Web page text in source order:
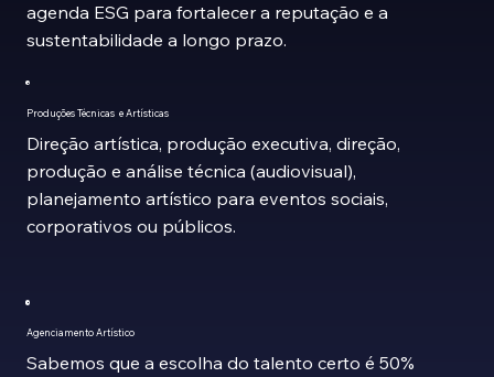
agenda ESG para fortalecer a reputação e a
sustentabilidade a longo prazo.
Produções Técnicas e Artísticas
Direção artística, produção executiva, direção,
produção e análise técnica (audiovisual),
planejamento artístico para eventos sociais,
corporativos ou públicos.
Agenciamento Artístico
Sabemos que a escolha do talento certo é 50%